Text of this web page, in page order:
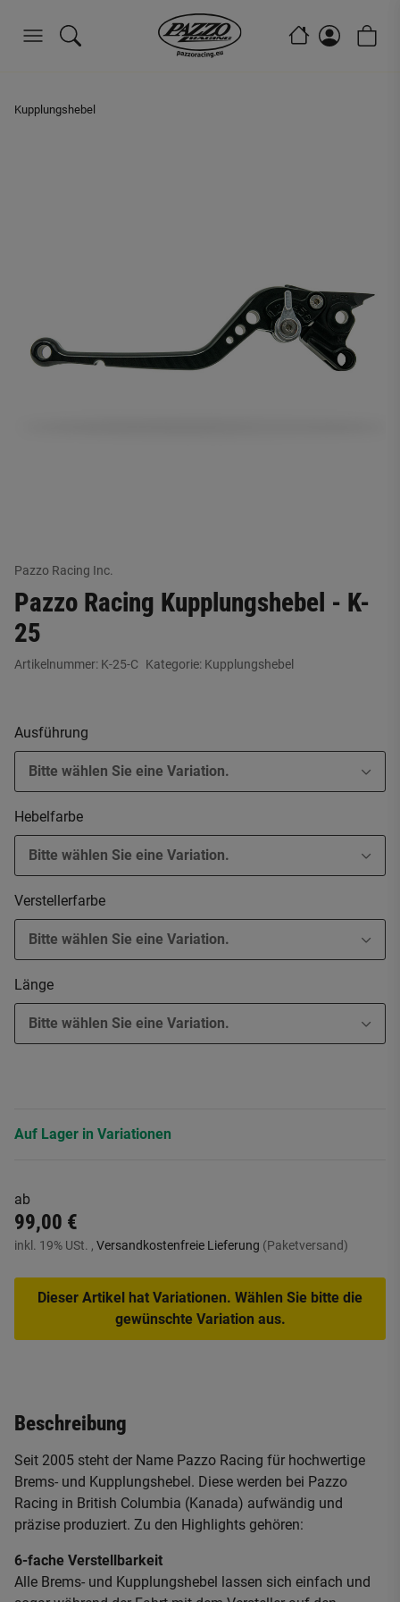
Kupplungshebel
Pazzo Racing Inc.
Pazzo Racing Kupplungshebel - K-
25
Artikelnummer: K-25-C Kategorie: Kupplungshebel
Ausführung
Bitte wählen Sie eine Variation.
Hebelfarbe
Bitte wählen Sie eine Variation.
Verstellerfarbe
Bitte wählen Sie eine Variation.
Länge
Bitte wählen Sie eine Variation.
Auf Lager in Variationen
ab
99,00 €
inkl. 19% USt. , Versandkostenfreie Lieferung (Paketversand)
Dieser Artikel hat Variationen. Wählen Sie bitte die
gewünschte Variation aus.
Beschreibung
Seit 2005 steht der Name Pazzo Racing für hochwertige
Brems- und Kupplungshebel. Diese werden bei Pazzo
Racing in British Columbia (Kanada) aufwändig und
präzise produziert. Zu den Highlights gehören:
6-fache Verstellbarkeit
Alle Brems- und Kupplungshebel lassen sich einfach und